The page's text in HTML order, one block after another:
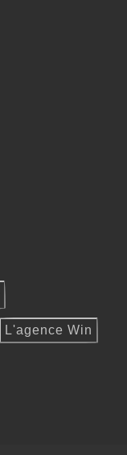
L'agence Win